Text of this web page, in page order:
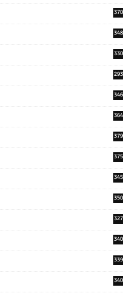
370
348
330
293
346
364
379
375
345
350
327
340
339
340